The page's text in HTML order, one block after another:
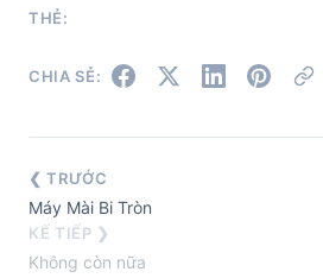
THẺ:
CHIA SẺ:
❮ TRƯỚC
Máy Mài Bi Tròn
KẾ TIẾP ❯
Không còn nữa